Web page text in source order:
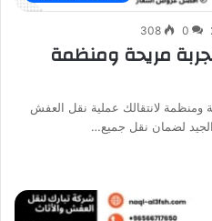
0
308
مريحة ومنظمة
لانتقالك عملية نقل العفش
لضمان نقل جميع…